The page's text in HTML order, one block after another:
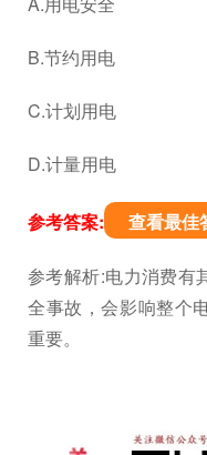
B.节约用电
C.计划用电
D.计量用电
参考答案: 查看最佳
参考解析:电力消费有
全事故，会影响整个
重要。